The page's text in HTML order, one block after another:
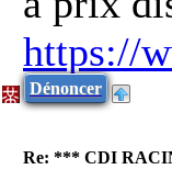
https://
Dénoncer
Re: *** CDI